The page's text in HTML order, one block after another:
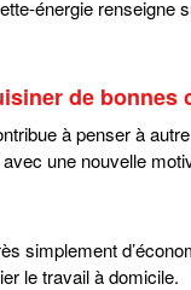
énergie renseigne
de bonnes
à penser à
une nouvelle
simplement
le travail à domicile.